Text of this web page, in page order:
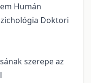
Humán
Doktori
szerepe az